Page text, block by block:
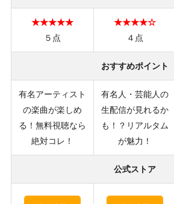
★★★★★
５点
★★★★☆
４点
おすすめポイント
有名アーティスト
の楽曲が楽しめ
る！無料視聴なら
絶対コレ！
有名人・芸能人の
生配信が見れるか
も！？リアルタム
が魅力！
公式ストア